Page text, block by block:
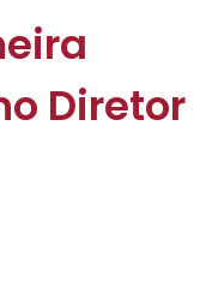
Diretor